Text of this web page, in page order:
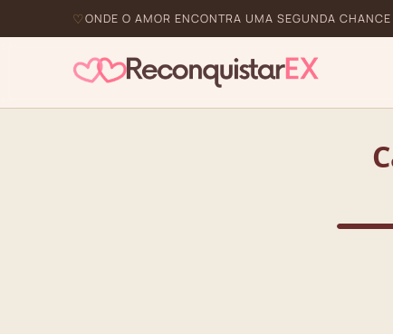
ONDE O AMOR ENCONTRA UMA SEGUNDA CHANCE